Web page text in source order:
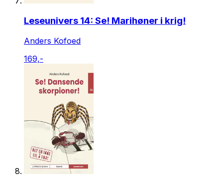
Leseunivers 14: Se! Marihøner i krig!
Anders Kofoed
169,-